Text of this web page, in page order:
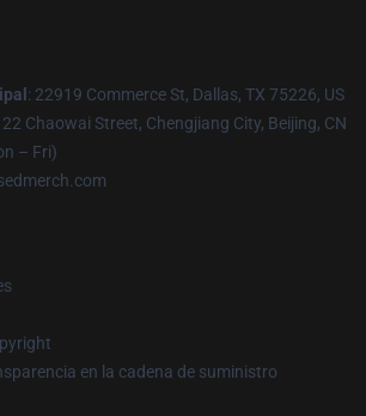
: 22919 Commerce St, Dallas, TX 75226, US
22 Chaowai Street, Chengjiang City, Beijing, CN
– Fri)
en la cadena de suministro